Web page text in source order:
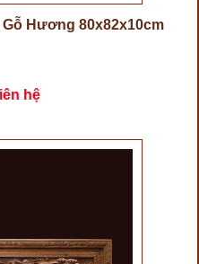
Hương 80x82x10cm
hệ